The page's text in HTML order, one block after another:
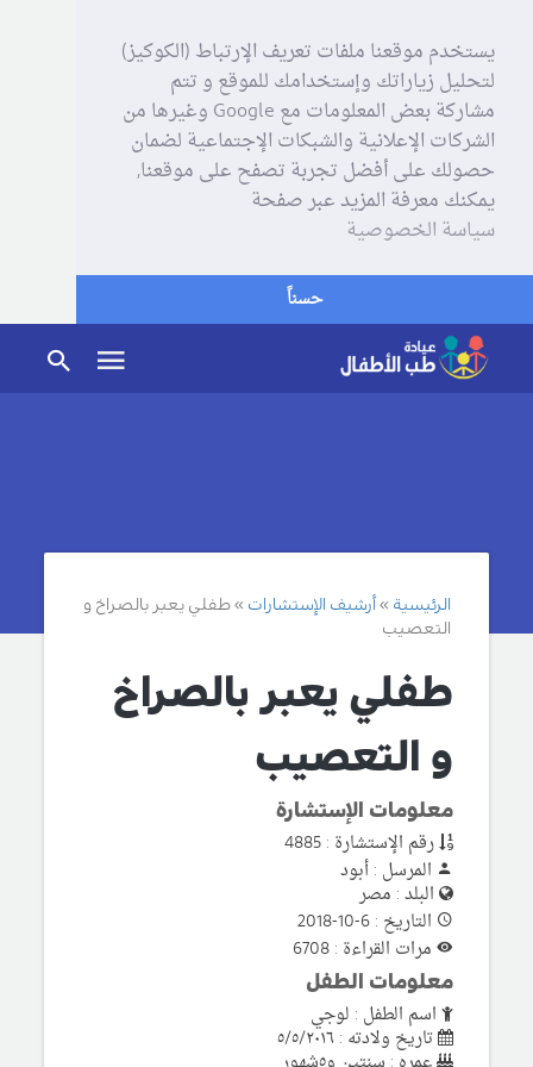
يستخدم موقعنا ملفات تعريف الإرتباط (الكوكيز)
لتحليل زياراتك وإستخدامك للموقع و تتم
مشاركة بعض المعلومات مع Google وغيرها من
الشركات الإعلانية والشبكات الإجتماعية لضمان
حصولك على أفضل تجربة تصفح على موقعنا,
يمكنك معرفة المزيد عبر صفحة
سياسة الخصوصية
حسناً
الرئيسية أرشيف الإستشارات
طفلي يعبر بالصراخ و
التعصيب
طفلي يعبر بالصراخ
و التعصيب
معلومات الإستشارة
رقم الإستشارة : 4885
المرسل : أبود
البلد : مصر
التاريخ : 6-10-2018
مرات القراءة : 6708
معلومات الطفل
اسم الطفل : لوجي
تاريخ ولادته : ٥/٥/٢٠١٦